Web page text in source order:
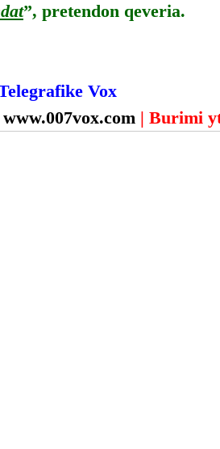
”, pretendon qeveria.
Vox
www.007vox.com | Burimi